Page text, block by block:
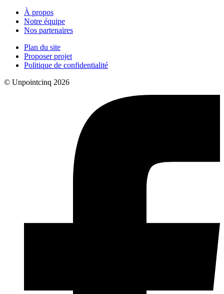
À propos
Notre équipe
Nos partenaires
Plan du site
Proposer projet
Politique de confidentialité
© Unpointcinq 2026